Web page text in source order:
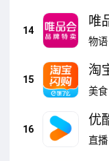
14
唯
物语
15
淘
美食
16
优
直播